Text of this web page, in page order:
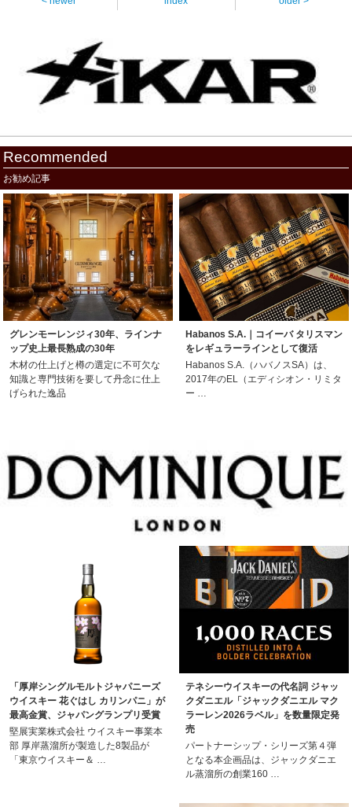
Recommended
お勧め記事
グレンモーレンジィ30年、ラインナ
ップ史上最長熟成の30年
木材の仕上げと樽の選定に不可欠な
知識と専門技術を要して丹念に仕上
げられた逸品
Habanos S.A.｜コイーバ タリスマン
をレギュラーラインとして復活
Habanos S.A.（ハバノスSA）は、
2017年のEL（エディシオン・リミタ
ー …
「厚岸シングルモルトジャパニーズ
ウイスキー 花ぐはし カリンパニ」が
最高金賞、ジャパングランプリ受賞
堅展実業株式会社 ウイスキー事業本
部 厚岸蒸溜所が製造した8製品が
「東京ウイスキー＆ …
テネシーウイスキーの代名詞 ジャッ
クダニエル「ジャックダニエル マク
ラーレン2026ラベル」を数量限定発
売
パートナーシップ・シリーズ第４弾
となる本企画品は、ジャックダニエ
ル蒸溜所の創業160 …